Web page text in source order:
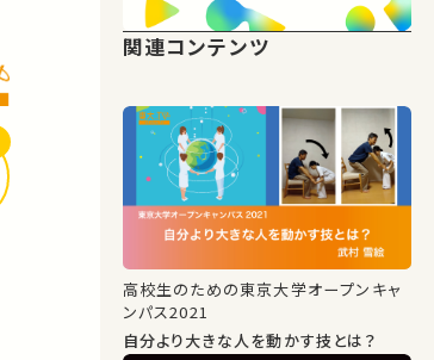
関連コンテンツ
高校生のための東京大学オープンキャ
ンパス2021
自分より大きな人を動かす技とは？